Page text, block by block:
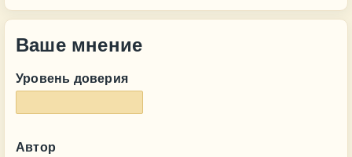
Ваше мнение
Уровень доверия
Автор